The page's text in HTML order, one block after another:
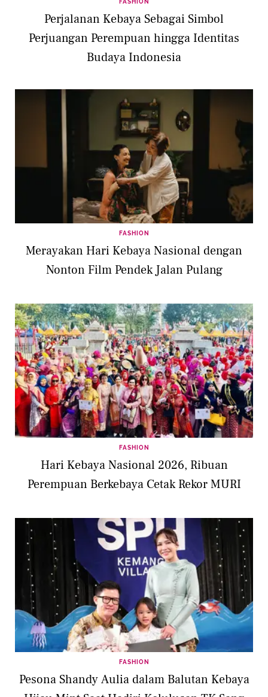
FASHION
Perjalanan Kebaya Sebagai Simbol
Perjuangan Perempuan hingga Identitas
Budaya Indonesia
FASHION
Merayakan Hari Kebaya Nasional dengan
Nonton Film Pendek Jalan Pulang
FASHION
Hari Kebaya Nasional 2026, Ribuan
Perempuan Berkebaya Cetak Rekor MURI
FASHION
Pesona Shandy Aulia dalam Balutan Kebaya